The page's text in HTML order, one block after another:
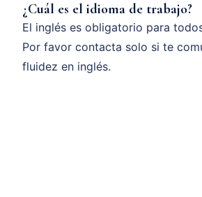
¿Cuál es el idioma de trabajo?
El inglés es obligatorio para
Por favor contacta solo si te
fluidez en inglés.